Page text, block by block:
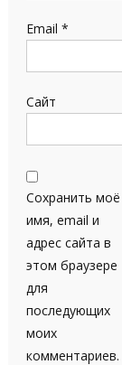
Email *
Сайт
Сохранить моё
имя, email и
адрес сайта в
этом браузере
для
последующих
моих
комментариев.